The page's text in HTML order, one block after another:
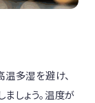
多湿を避け、
しょう。温度が